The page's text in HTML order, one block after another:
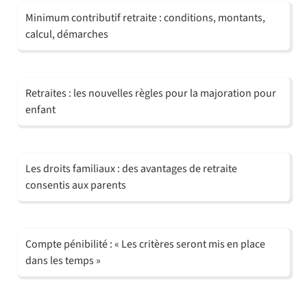
Minimum contributif retraite : conditions, montants,
calcul, démarches
Retraites : les nouvelles règles pour la majoration pour
enfant
Les droits familiaux : des avantages de retraite
consentis aux parents
Compte pénibilité : « Les critères seront mis en place
dans les temps »